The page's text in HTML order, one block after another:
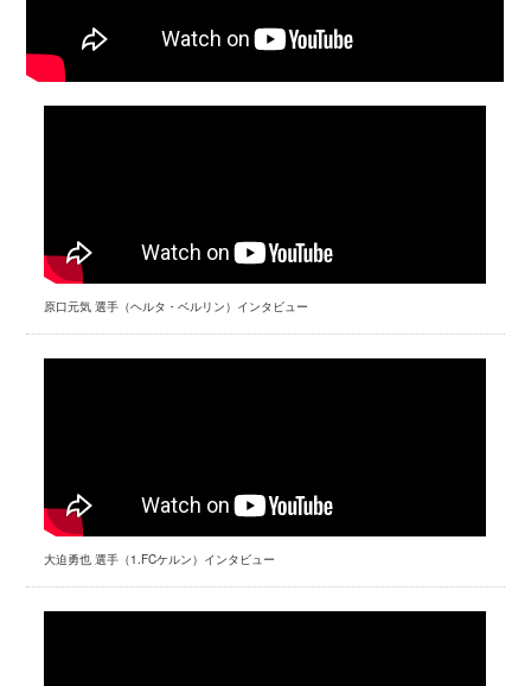
原口元気 選手（ヘルタ・ベルリン）インタビュー
大迫勇也 選手（1.FCケルン）インタビュー